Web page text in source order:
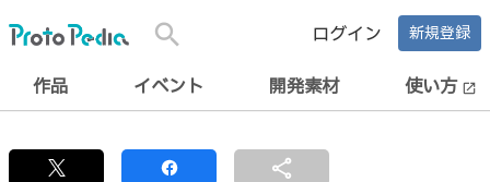
search ログイン 新規登録
作品 イベント 開発素材 使い方 open_in_new
share